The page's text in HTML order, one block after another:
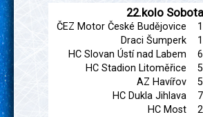
22.kolo Sobota
ČEZ Motor České Budějovice
Draci Šumperk
HC Slovan Ústí nad Labem
HC Stadion Litoměřice
AZ Havířov
HC Dukla Jihlava
HC Most